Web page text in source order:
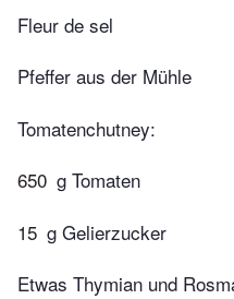
Fleur de sel
Pfeffer aus der Mühle
Tomatenchutney:
650 g Tomaten
15 g Gelierzucker
Etwas Thymian und